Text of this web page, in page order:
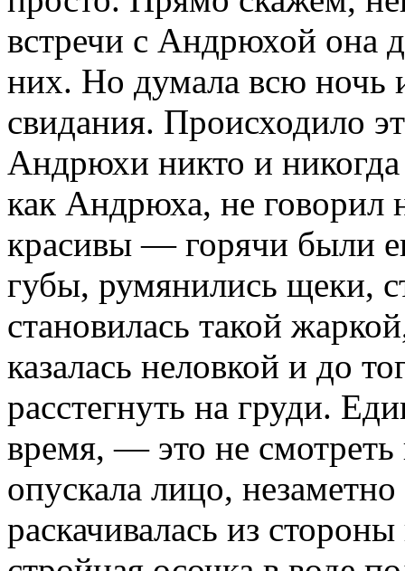
встречи с Андрюхой она
них. Но думала всю ночь
свидания. Происходило
Андрюхи никто и никогда
как Андрюха, не говорил
красивы — горячи были
губы, румянились щеки,
становилась такой
казалась неловкой и до
расстегнуть на груди.
время, — это не
опускала лицо,
раскачивалась из